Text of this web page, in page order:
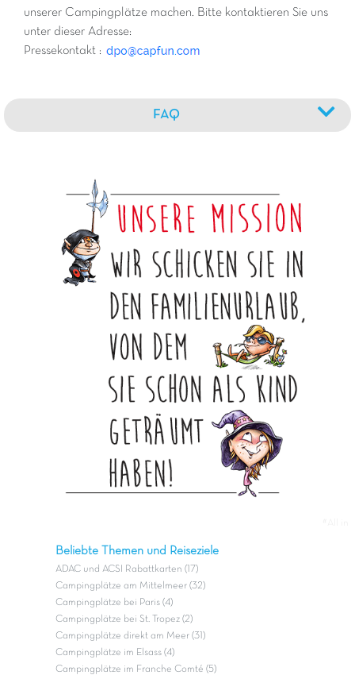
unserer Campingplätze machen. Bitte kontaktieren Sie uns
unter dieser Adresse:
Pressekontakt :
FAQ
Beliebte Themen und Reiseziele
ADAC und ACSI Rabattkarten (17)
Campingplätze am Mittelmeer (32)
Campingplätze bei Paris (4)
Campingplätze bei St. Tropez (2)
Campingplätze direkt am Meer (31)
Campingplätze im Elsass (4)
Campingplätze im Franche Comté (5)